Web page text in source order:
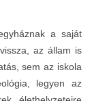
a saját
az állam is
sem az iskola
legyen az